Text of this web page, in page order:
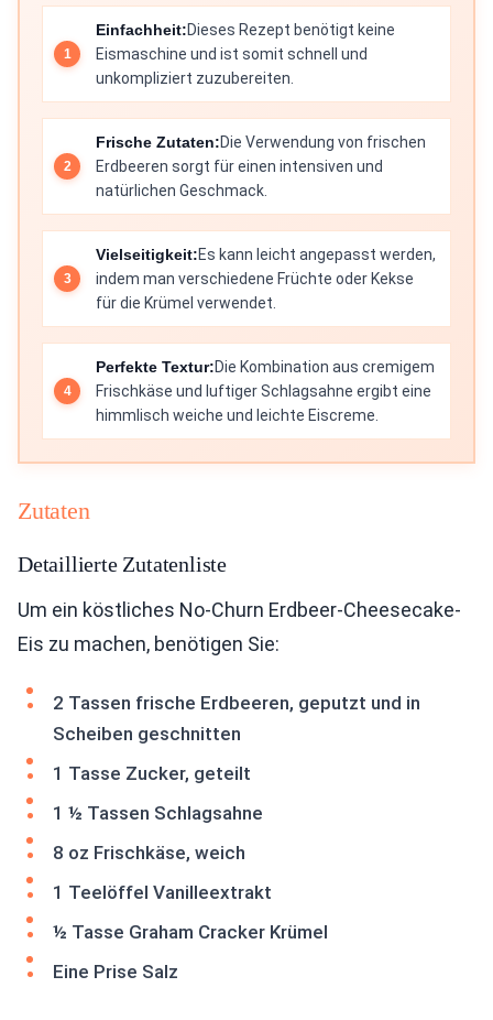
Einfachheit:Dieses Rezept benötigt keine
Eismaschine und ist somit schnell und
unkompliziert zuzubereiten.
Frische Zutaten:Die Verwendung von frischen
Erdbeeren sorgt für einen intensiven und
natürlichen Geschmack.
Vielseitigkeit:Es kann leicht angepasst werden,
indem man verschiedene Früchte oder Kekse
für die Krümel verwendet.
Perfekte Textur:Die Kombination aus cremigem
Frischkäse und luftiger Schlagsahne ergibt eine
himmlisch weiche und leichte Eiscreme.
Zutaten
Detaillierte Zutatenliste
Um ein köstliches No-Churn Erdbeer-Cheesecake-
Eis zu machen, benötigen Sie:
2 Tassen frische Erdbeeren, geputzt und in
Scheiben geschnitten
1 Tasse Zucker, geteilt
1 ½ Tassen Schlagsahne
8 oz Frischkäse, weich
1 Teelöffel Vanilleextrakt
½ Tasse Graham Cracker Krümel
Eine Prise Salz